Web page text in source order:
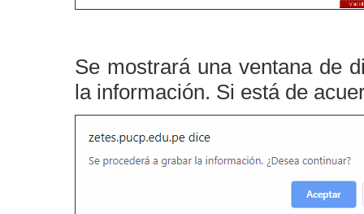
Se mostrará una ventana de
la información. Si está de